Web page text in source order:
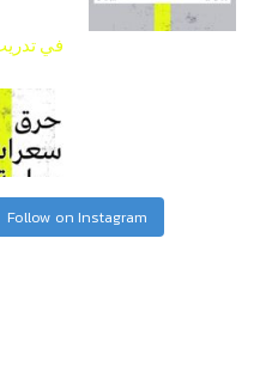
Follow on Instagram